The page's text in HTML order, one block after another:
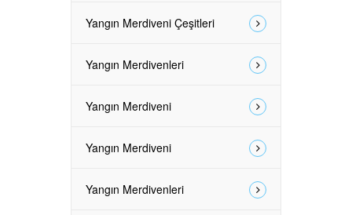
Yangın Merdiveni Çeşitleri
Yangın Merdivenleri
Yangın Merdiveni
Yangın Merdiveni
Yangın Merdivenleri